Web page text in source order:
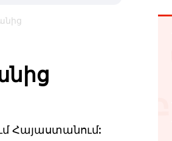
Հայաստանում: